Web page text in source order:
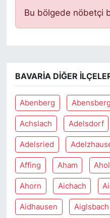
Bu bölgede nöbetçi
BAVARIA DIĞER
Abenberg Abensberg
Achslach Adelsdorf
Adelsried
Affing Aham
Ahorn Aichach
Aidhausen Aiglsbach